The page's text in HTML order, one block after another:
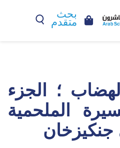
بحث
متقدم
؛ الجزء
الملحمية
جنكيزخان